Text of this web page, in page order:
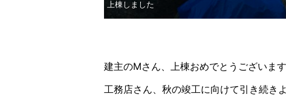
上棟しました
建主のMさん、上棟おめでとうございます
工務店さん、秋の竣工に向けて引き続き